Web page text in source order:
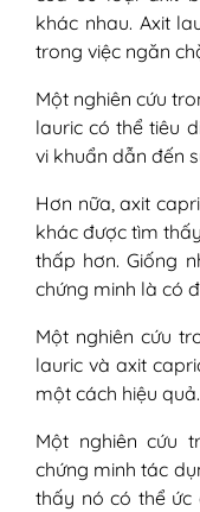
khác nhau. Axit
trong việc ngăn
Một nghiên cứu
lauric có thể tiêu
vi khuẩn dẫn đến
Hơn nữa, axit
khác được tìm
thấp hơn. Giống
chứng minh là có
Một nghiên cứu
lauric và axit
một cách hiệu quả.
Một nghiên cứu
chứng minh tác
thấy nó có thể ức